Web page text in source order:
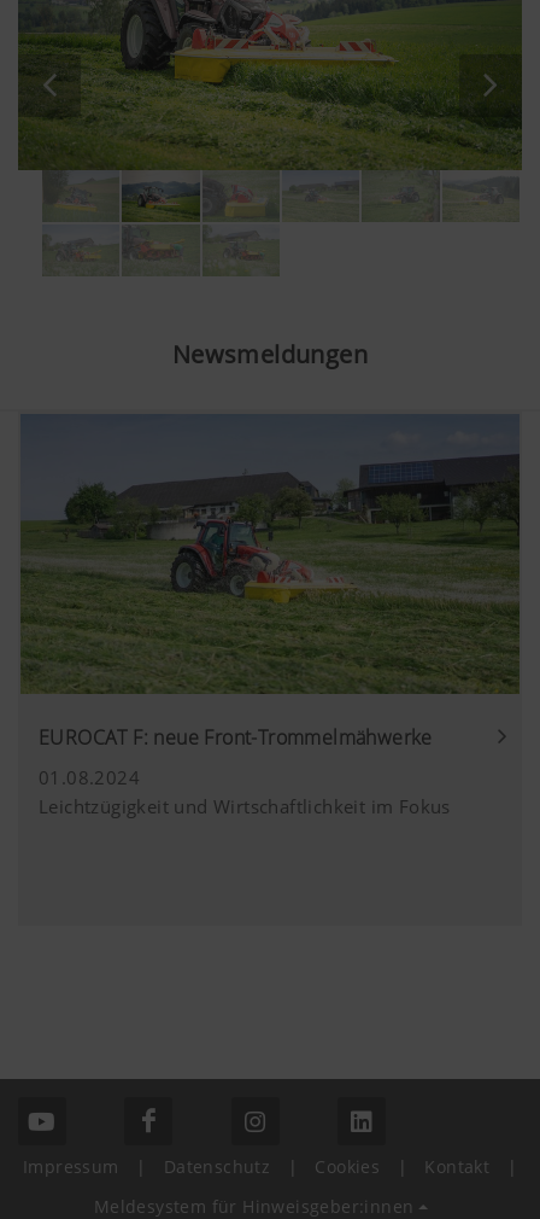
Newsmeldungen
EUROCAT F: neue Front-Trommelmähwerke
01.08.2024
Leichtzügigkeit und Wirtschaftlichkeit im Fokus
Impressum | Datenschutz | Cookies | Kontakt
|
Meldesystem für Hinweisgeber:innen